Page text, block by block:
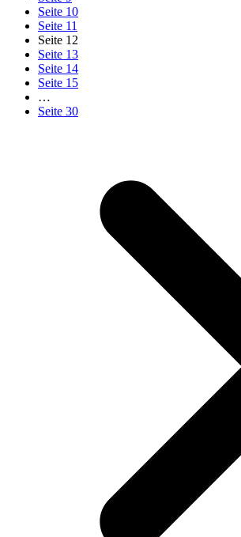
Seite 10
Seite 11
Seite 12
Seite 13
Seite 14
Seite 15
…
Seite 30